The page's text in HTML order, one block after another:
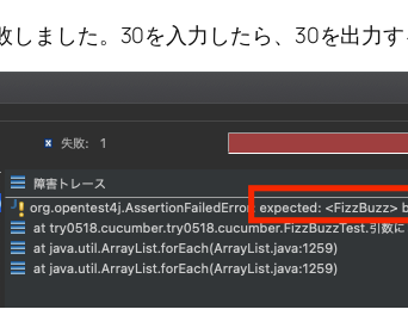
ました。30を入力したら、30を出力